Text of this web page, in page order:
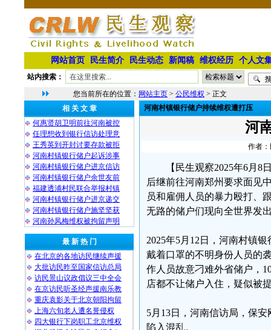
网站首页 民生简介 民生动态 新闻稿 维权经历 个人文
站内搜索：
您当前所在的位置： 网站主页 > 公民维权 > 正文
相 关 文 章
何惠贤胡卫明前往河南被控
任理想收到银行信访处理意
王秀英到开封讨要存款被拒
河南村镇银行储户起诉涉事
河南村镇银行储户进京信访
河南村镇银行储户余世友前
福建透浦村民联合举报村镇
河南村镇银行储户进京递交
河南村镇银行储户施坚坚获
河南孙凤梅维权被拘留声明
最 新 热 门
在北京的各地访民继续声援
大批访民昨至国家信访总局
访民景山议政倡议三中全会
在京访民听圣经声援南乐教
重庆袁影关于北京朝阳拘留
上海六旬老人遭名誉侵权
四大银行下岗职工北京维权
河南村镇银行储户持续维权遭打压
河
作者：
【民生观察2025年6月
后继前往河南郑州要求面见
员和雇佣人员的暴力殴打、
无路的储户们现向全世界发
2025年5月12日，河南村镇
戴着口罩的不明身份人员的
作人员故意刁难外省储户，
店都不让储户入住，疑似被
5月13日，河南信访局，保
陷入混乱。